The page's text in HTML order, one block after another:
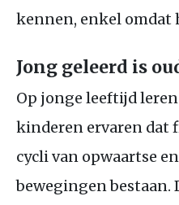
kennen, enkel omdat
Jong geleerd is
Op jonge leeftijd
kinderen ervaren dat
cycli van opwaartse
bewegingen bestaan.